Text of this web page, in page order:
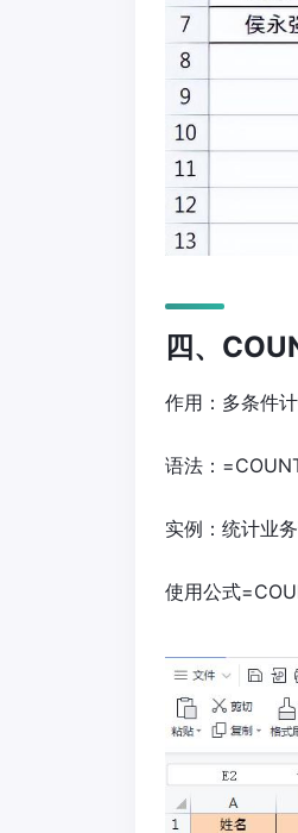
四、
作用：多条件
语法：
实例：统计业
使用公式